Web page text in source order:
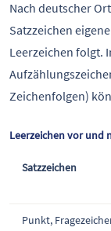
Nach deutscher
Satzzeichen
Leerzeichen folgt.
Zeichenfolgen)
Leerzeichen vor und
Satzzeichen
Punkt,